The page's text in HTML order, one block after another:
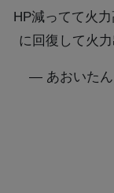
HP減ってて火
に回復して火
— あおいたん